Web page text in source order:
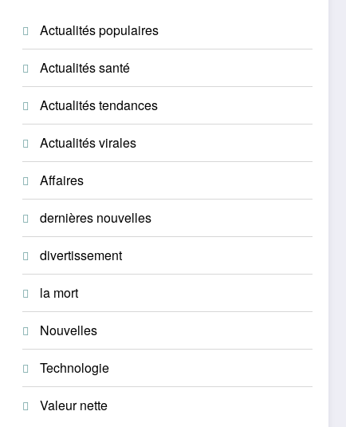
Actualités populaires
Actualités santé
Actualités tendances
Actualités virales
Affaires
dernières nouvelles
divertissement
la mort
Nouvelles
Technologie
Valeur nette